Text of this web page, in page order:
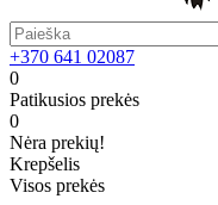
+370 641 02087
0
Patikusios prekės
0
Nėra prekių!
Krepšelis
Visos prekės